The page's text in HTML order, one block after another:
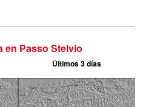
en Passo Stelvio
Últimos 3 días